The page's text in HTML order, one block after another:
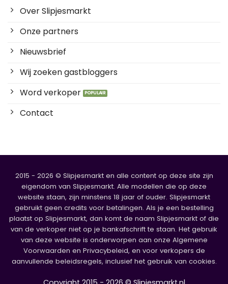
Over Slipjesmarkt
Onze partners
Nieuwsbrief
Wij zoeken gastbloggers
Word verkoper
Contact
2015 - 2026 © Slipjesmarkt en alle content op deze site zijn
eigendom van Slipjesmarkt. Alle modellen die op deze
website staan, zijn minstens 18 jaar of ouder. Slipjesmarkt
gebruikt geen credits voor betalingen. Als je een bestelling
plaatst op Slipjesmarkt, dan komt de naam Slipjesmarkt of die
van de verkoper niet op je bankafschrift te staan. Het gebruik
van deze website is onderworpen aan onze Algemene
Voorwaarden en Privacybeleid, en voor verkopers de
aanvullende beleidsregels, inclusief het gebruik van cookies.